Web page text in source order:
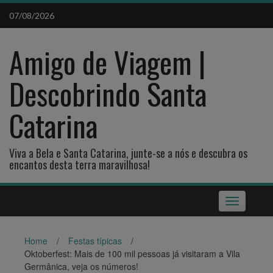
Skip
content
07/08/2026
Amigo de Viagem |
Descobrindo Santa
Catarina
Viva a Bela e Santa Catarina, junte-se a nós e descubra os
encantos desta terra maravilhosa!
Toggle
navigation
Home / Festas típicas
/
Oktoberfest: Mais de 100 mil pessoas já visitaram a Vila
Germânica, veja os números!